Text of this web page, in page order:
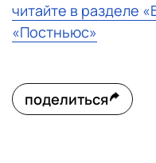
читайте в разделе
«Постньюс»
поделиться